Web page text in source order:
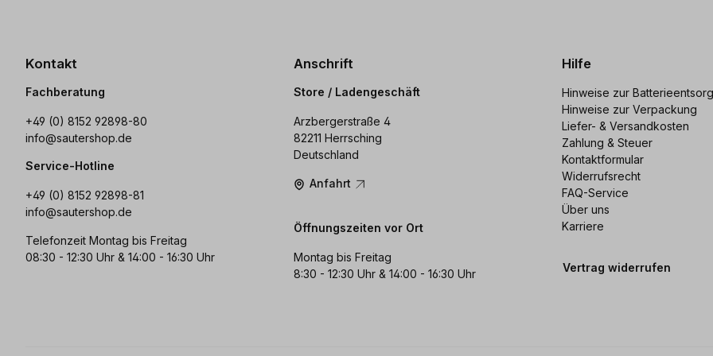
Kontakt
Fachberatung
+49 (0) 8152 92898-80
info@sautershop.de
Service-Hotline
+49 (0) 8152 92898-81
info@sautershop.de
Telefonzeit Montag bis Freitag
08:30 - 12:30 Uhr & 14:00 - 16:30 Uhr
Anschrift
Store / Ladengeschäft
Arzbergerstraße 4
82211 Herrsching
Deutschland
Anfahrt
Öffnungszeiten vor Ort
Montag bis Freitag
8:30 - 12:30 Uhr & 14:00 - 16:30 Uhr
Hilfe
Hinweise zur
Hinweise zur Verpackung
Liefer- & Versandkosten
Zahlung & Steuer
Kontaktformular
Widerrufsrecht
FAQ-Service
Über uns
Karriere
Vertrag widerrufen